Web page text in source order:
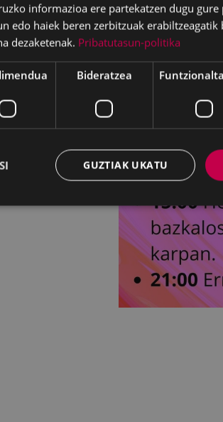
informazioa ere partekatzen dugu
edo haiek beren zerbitzuak
dezaketenak. Pribatutasun-politika
Bideratzea
GUZTIAK UKATU